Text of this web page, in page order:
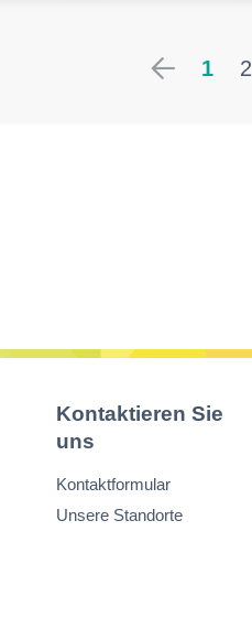
1 2
Kontaktieren Sie
uns
Kontaktformular
Unsere Standorte